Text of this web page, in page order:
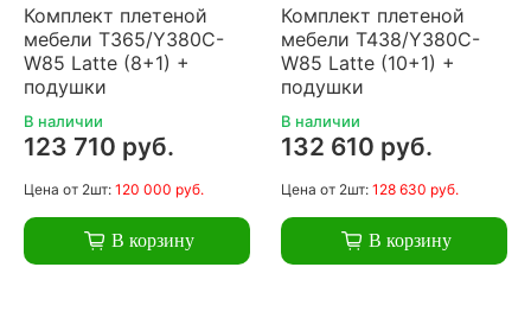
Комплект плетеной
мебели T365/Y380C-
W85 Latte (8+1) +
подушки
В наличии
123 710 руб.
Цена от 2шт: 120 000 руб.
В корзину
Комплект плетеной
мебели T438/Y380C-
W85 Latte (10+1) +
подушки
В наличии
132 610 руб.
Цена от 2шт: 128 630 руб.
В корзину